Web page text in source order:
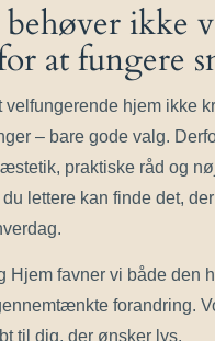
ikke
at fungere
velfungerende hjem ikke
– bare gode valg.
praktiske råd og
lettere kan finde det,
Hjem favner vi både den
forandring.
til dig, der ønsker lys,